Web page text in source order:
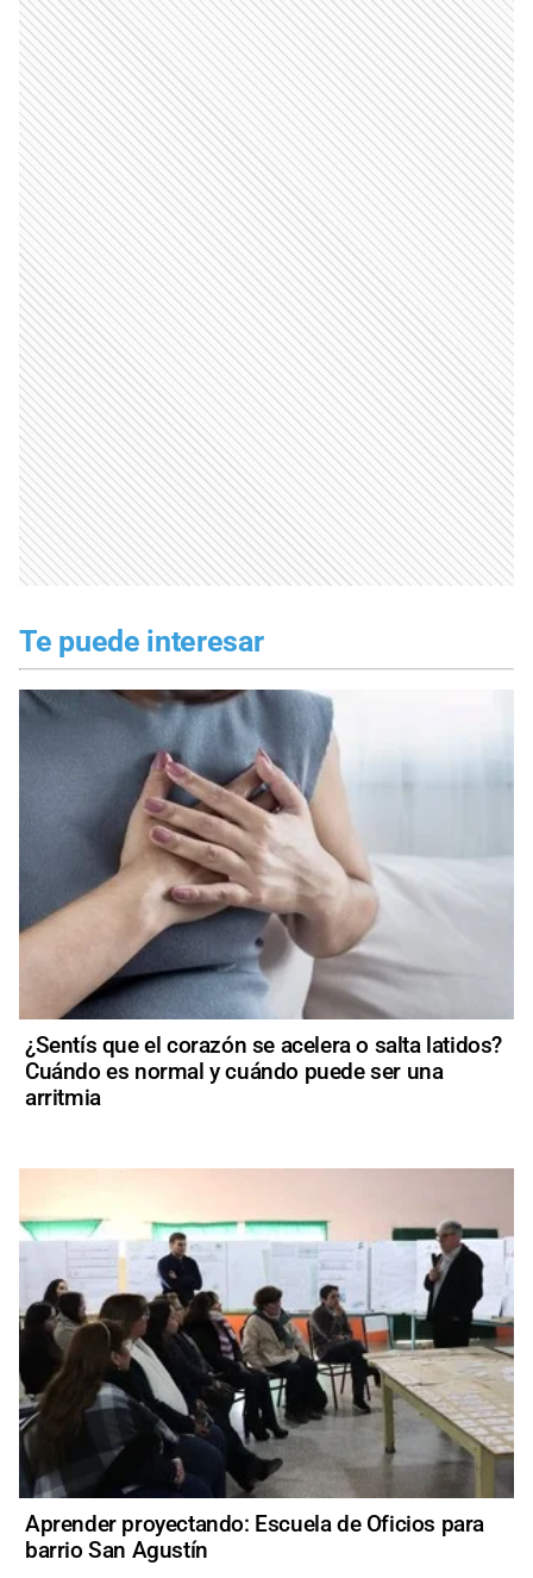
Te puede interesar
¿Sentís que el corazón se acelera o salta latidos?
Cuándo es normal y cuándo puede ser una
arritmia
Aprender proyectando: Escuela de Oficios para
barrio San Agustín